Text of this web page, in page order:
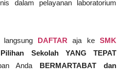
dalam pelayanan laboratorium
DAFTAR aja ke SMK
Sekolah YANG TEPAT
Anda BERMARTABAT dan